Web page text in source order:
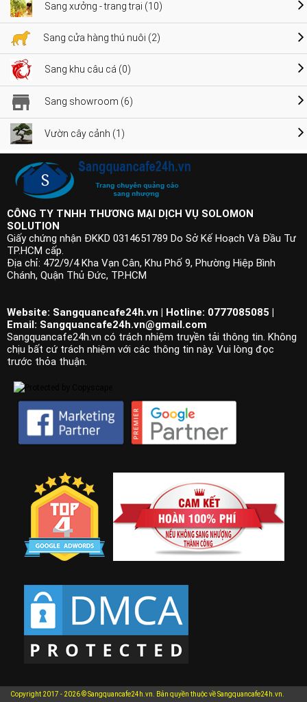
Sang xưởng - trang trại (10)
Sang cửa hàng thú nuôi (2)
Sang khu câu cá (0)
Sang showroom (6)
Vườn cây cảnh (1)
CÔNG TY TNHH THƯƠNG MẠI DỊCH VỤ SOLOMON
SOLUTION
Giấy chứng nhận ĐKKD 0314651789 Do Sở Kế Hoạch Và Đầu Tư
TP.HCM cấp.
Địa chỉ: 472/9/4 Kha Vạn Cân, Khu Phố 9, Phường Hiệp Bình
Chánh, Quận Thủ Đức, TP.HCM
Website: Sangquancafe24h.vn | Hotline: 0777085085 |
Email: Sangquancafe24h.vn@gmail.com
Sangquancafe24h.vn có trách nhiệm truyền tải thông tin. Không
chịu bất cứ trách nhiệm với các thông tin này. Vui lòng đọc
trước thỏa thuận.
Copyright 2017 - 2026 © Sangquancafe24h.vn. Bản quyền thuộc về Sangquancafe24h.vn.